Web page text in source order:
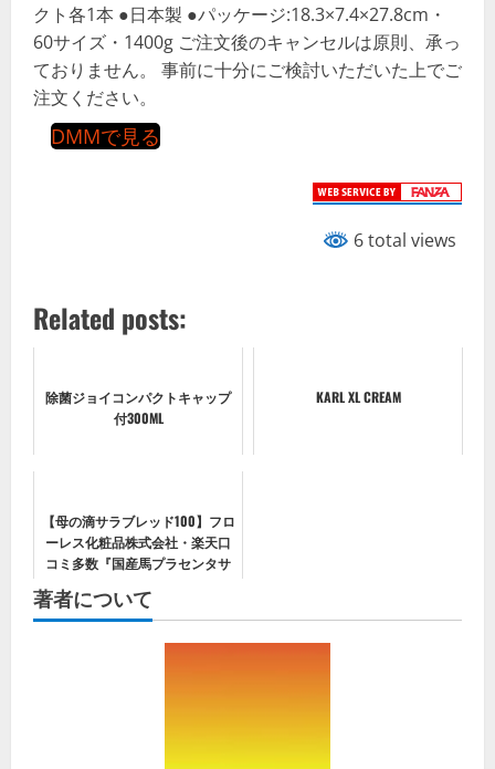
クト各1本 ●日本製 ●パッケージ:18.3×7.4×27.8cm・
60サイズ・1400g ご注文後のキャンセルは原則、承っ
ておりません。 事前に十分にご検討いただいた上でご
注文ください。
DMMで見る
6 total views
Related posts:
除菌ジョイコンパクトキャップ
付300ML
KARL XL CREAM
【母の滴サラブレッド100】フロ
ーレス化粧品株式会社・楽天口
コミ多数『国産馬プラセンタサ
著者について